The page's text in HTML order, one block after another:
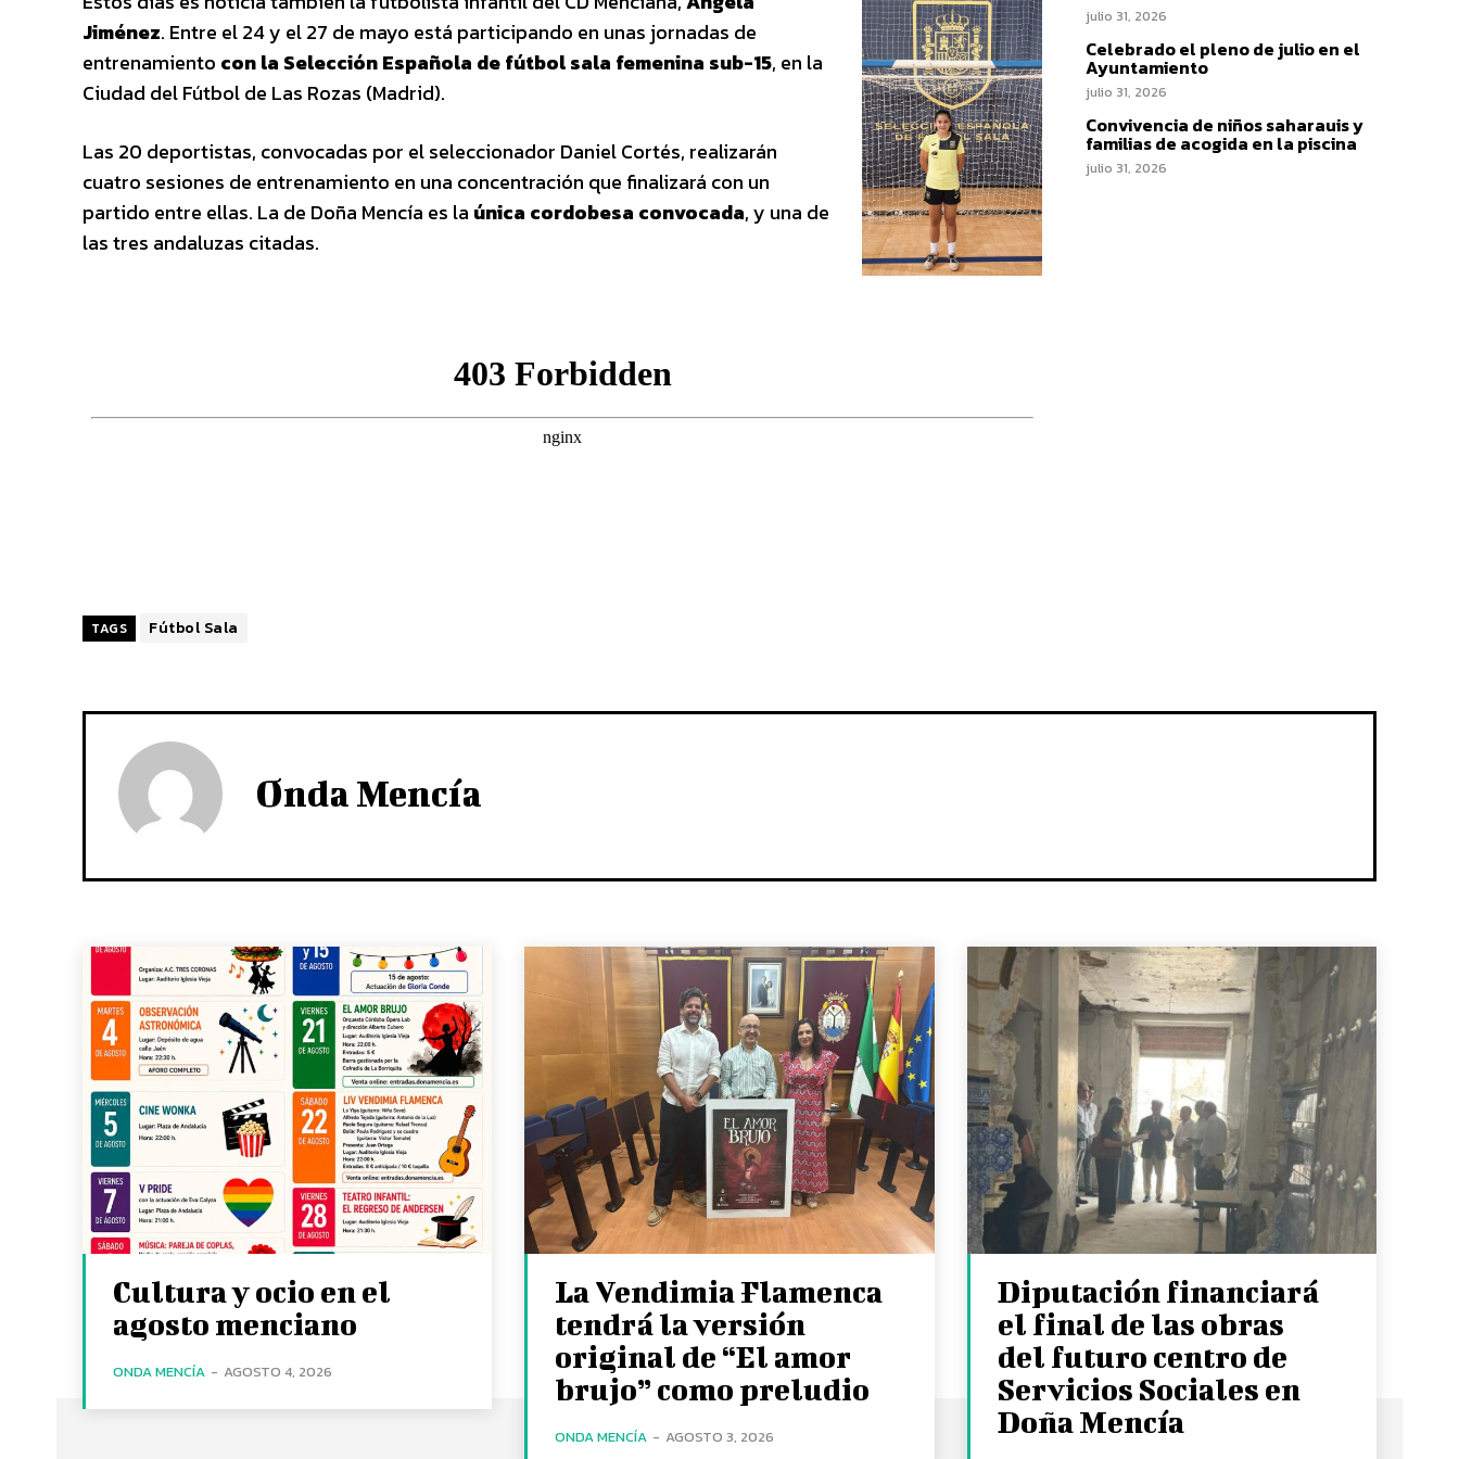
Jiménez. Entre el 24 y el 27 de mayo está participando en unas jornadas de
entrenamiento con la Selección Española de fútbol sala femenina sub-15, en la
Ciudad del Fútbol de Las Rozas (Madrid).
Las 20 deportistas, convocadas por el seleccionador Daniel Cortés, realizarán
cuatro sesiones de entrenamiento en una concentración que finalizará con un
partido entre ellas. La de Doña Mencía es la única cordobesa convocada, y una de
las tres andaluzas citadas.
TAGS Fútbol Sala
julio 31, 2026
Celebrado el pleno de julio en el
Ayuntamiento
julio 31, 2026
Convivencia de niños saharauis y
familias de acogida en la piscina
julio 31, 2026
Onda Mencía
Cultura y ocio en el
agosto menciano
ONDA MENCÍA - AGOSTO 4, 2026
La Vendimia Flamenca
tendrá la versión
original de “El amor
brujo” como preludio
ONDA MENCÍA - AGOSTO 3, 2026
Diputación financiará
el final de las obras
del futuro centro de
Servicios Sociales en
Doña Mencía